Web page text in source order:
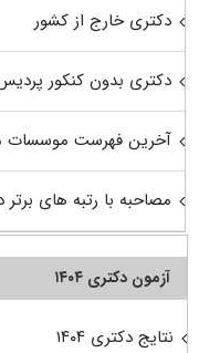
دکتری خارج از کشور
دکتری بدون کنکور
آخرین فهرست موسسات
مصاحبه با رتبه های برتر
آزمون دکتری ۱۴۰۴
نتایج دکتری ۱۴۰۴